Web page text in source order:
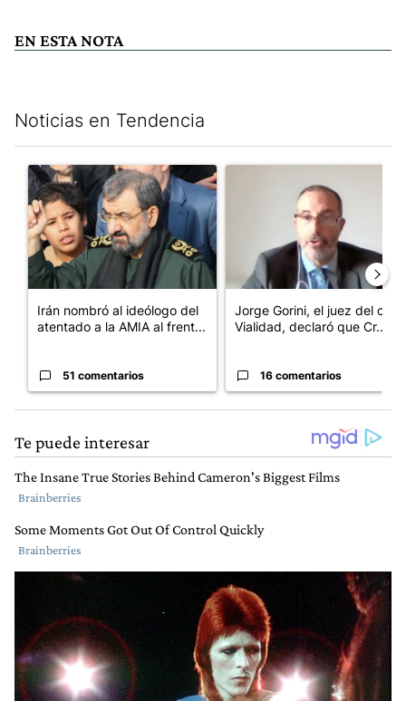
EN ESTA NOTA
Noticias en Tendencia
Un artículo de tendencia con el título "Irán nombró al ideólogo
Irán nombró al ideólogo del
atentado a la AMIA al frent...
51 comentarios
Jorge Gorini, el juez del caso
Vialidad, declaró que Cr...
16 comentarios